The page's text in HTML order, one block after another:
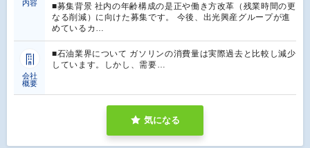
内容
■募集背景 社内の年齢構成の是正や働き方改革（残業時間の更
なる削減）に向けた募集です。 今後、出光興産グループが進
めているカ…
会社
概要
■石油業界について ガソリンの消費量は実際過去と比較し減少
しています。しかし、需要…
気になる